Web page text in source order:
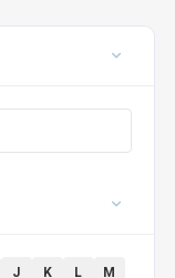
J K L
M